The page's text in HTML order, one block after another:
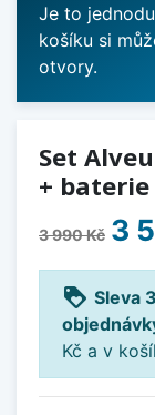
Je to
košíku si
otvory.
Set
+
3 990 Kč 3
loyalty Sleva
Kč a v